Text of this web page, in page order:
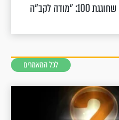
שורדת השואה שחוגגת 100: "מודה לקב"ה
לכל המאמרים